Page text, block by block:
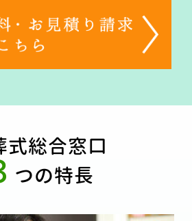
式総合窓口
つの特長